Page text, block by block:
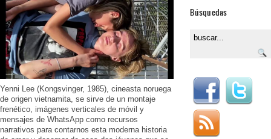
Yenni Lee (Kongsvinger, 1985), cineasta noruega
de origen vietnamita, se sirve de un montaje
frenético, imágenes verticales de móvil y
mensajes de WhatsApp como recursos
narrativos para contarnos esta moderna historia
Búsquedas